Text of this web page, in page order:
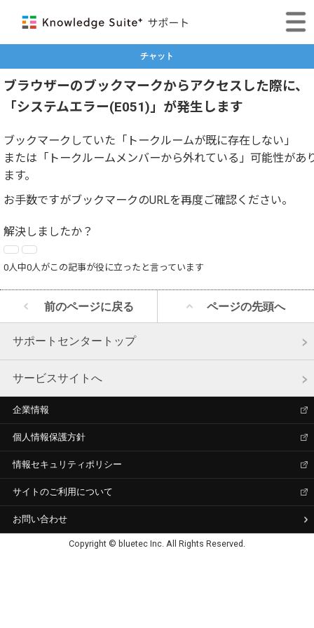
チャット
ブラウザーのブックマークからアクセスした際に、
「システムエラー(E051)」が発生します
ブックマークしていた「トークルームが既に存在しない」
または「トークルームメンバーから外れている」可能性があ
ます。
お手数ですがブックマークのURLを再度ご確認ください。
解決しましたか？
0人中0人がこの記事が役に立ったと言っています
前のページに戻る ページの先頭へ
サポートセンタートップ
サービスサイトへ
企業情報
個人情報保護方針
情報セキュリティポリシー
サイトのご利用について
お問い合わせ
Copyright © bluetec Inc. All Rights Reserved.